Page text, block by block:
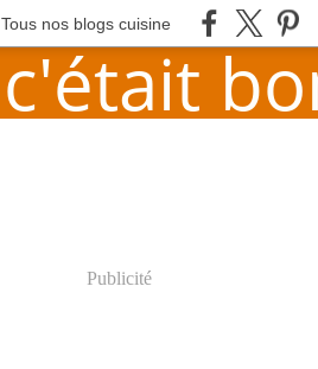
Tous nos blogs cuisine
Publicité